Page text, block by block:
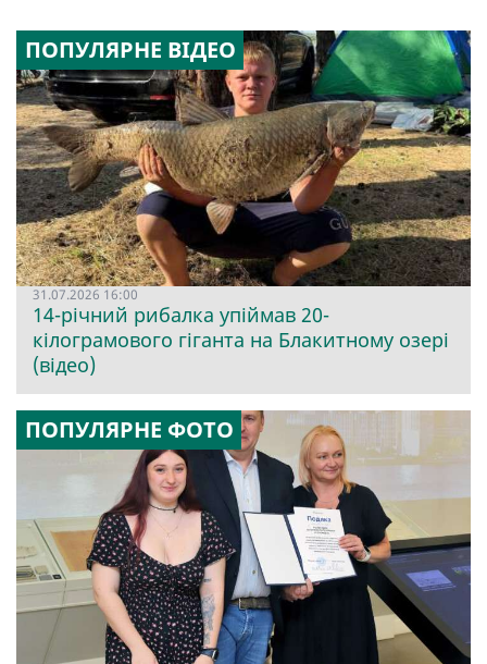
ПОПУЛЯРНЕ ВІДЕО
31.07.2026 16:00
14-річний рибалка упіймав 20-
кілограмового гіганта на Блакитному озері
(відео)
ПОПУЛЯРНЕ ФОТО